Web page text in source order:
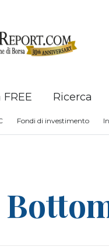
Ricerca
Fondi di investimento